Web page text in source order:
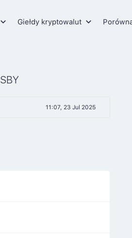
Giełdy kryptowalut
11:07, 23 Jul 2025